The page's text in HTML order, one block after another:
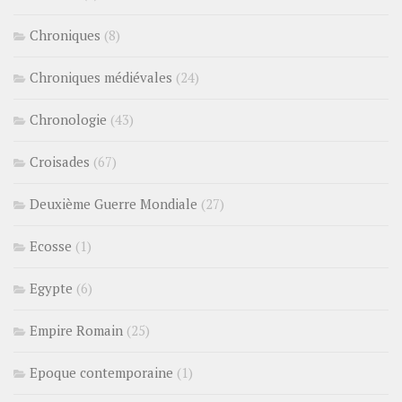
Chroniques (8)
Chroniques médiévales (24)
Chronologie (43)
Croisades (67)
Deuxième Guerre Mondiale (27)
Ecosse (1)
Egypte (6)
Empire Romain (25)
Epoque contemporaine (1)